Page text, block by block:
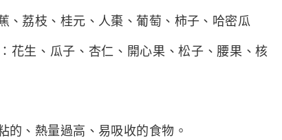
、荔枝、桂元、人棗、葡萄、柿子、哈密瓜
花生、瓜子、杏仁、開心果、松子、腰果、核
的、熱量過高、易吸收的食物。